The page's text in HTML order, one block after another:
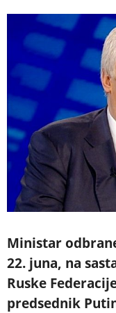
Ministar
22. juna, na
Ruske
predsednik